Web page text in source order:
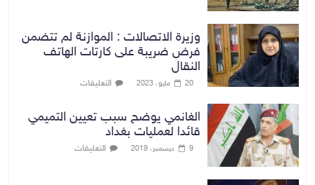
وزيرة الاتصالات : الموازنة لم تتضمن
فرض ضريبة على كارتات الهاتف
النقال
20 مايو، 2023 التعليقات
الغانمي يوضح سبب تعيين التميمي
قائدا لعمليات بغداد
9 ديسمبر، 2019 التعليقات